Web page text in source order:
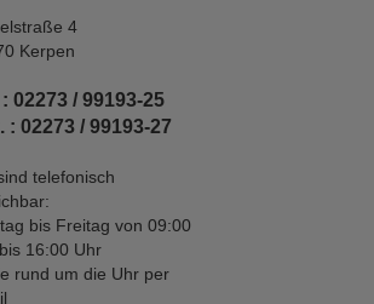
4
Kerpen
02273 / 99193-25
: 02273 / 99193-27
telefonisch
bis Freitag von 09:00
16:00 Uhr
rund um die Uhr per